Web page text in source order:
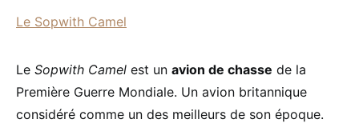
Le Sopwith Camel
Le Sopwith Camel est un avion de chasse de la
Première Guerre Mondiale. Un avion britannique
considéré comme un des meilleurs de son époque.